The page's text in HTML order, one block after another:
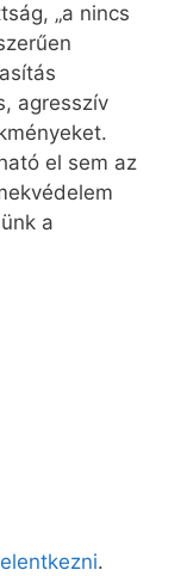
„a nincs
agresszív
el sem az
a
.